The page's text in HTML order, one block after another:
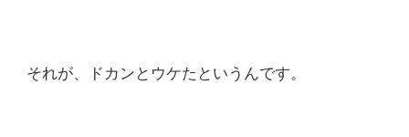
それが、ドカンとウケたというんです。